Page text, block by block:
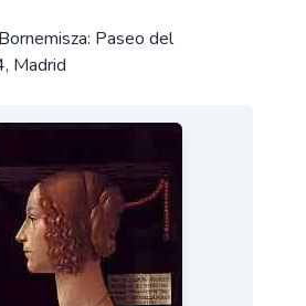
Paseo del
Madrid